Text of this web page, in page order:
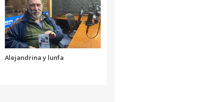
Alejandrina y lunfa